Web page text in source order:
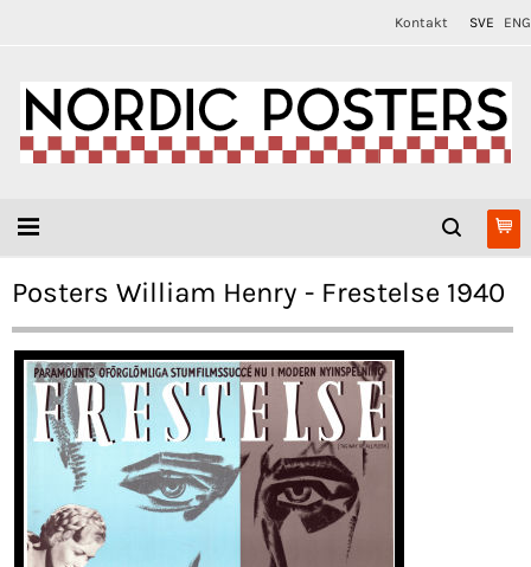
Kontakt SVE ENG
Posters William Henry - Frestelse 1940